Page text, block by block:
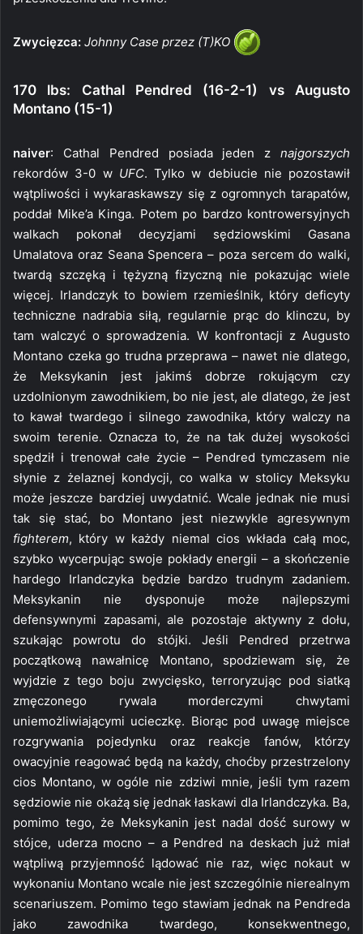
Zwycięzca: Johnny Case przez (T)KO
170 lbs: Cathal Pendred (16-2-1) vs Augusto
Montano (15-1)
naiver: Cathal Pendred posiada jeden z najgorszych
rekordów 3-0 w UFC. Tylko w debiucie nie pozostawił
wątpliwości i wykaraskawszy się z ogromnych tarapatów,
poddał Mike’a Kinga. Potem po bardzo kontrowersyjnych
walkach pokonał decyzjami sędziowskimi Gasana
Umalatova oraz Seana Spencera – poza sercem do walki,
twardą szczęką i tężyzną fizyczną nie pokazując wiele
więcej. Irlandczyk to bowiem rzemieślnik, który deficyty
techniczne nadrabia siłą, regularnie prąc do klinczu, by
tam walczyć o sprowadzenia. W konfrontacji z Augusto
Montano czeka go trudna przeprawa – nawet nie dlatego,
że Meksykanin jest jakimś dobrze rokującym czy
uzdolnionym zawodnikiem, bo nie jest, ale dlatego, że jest
to kawał twardego i silnego zawodnika, który walczy na
swoim terenie. Oznacza to, że na tak dużej wysokości
spędził i trenował całe życie – Pendred tymczasem nie
słynie z żelaznej kondycji, co walka w stolicy Meksyku
może jeszcze bardziej uwydatnić. Wcale jednak nie musi
tak się stać, bo Montano jest niezwykle agresywnym
fighterem, który w każdy niemal cios wkłada całą moc,
szybko wycerpując swoje pokłady energii – a skończenie
hardego Irlandczyka będzie bardzo trudnym zadaniem.
Meksykanin nie dysponuje może najlepszymi
defensywnymi zapasami, ale pozostaje aktywny z dołu,
szukając powrotu do stójki. Jeśli Pendred przetrwa
początkową nawałnicę Montano, spodziewam się, że
wyjdzie z tego boju zwycięsko, terroryzując pod siatką
zmęczonego rywala morderczymi chwytami
uniemożliwiającymi ucieczkę. Biorąc pod uwagę miejsce
rozgrywania pojedynku oraz reakcje fanów, którzy
owacyjnie reagować będą na każdy, choćby przestrzelony
cios Montano, w ogóle nie zdziwi mnie, jeśli tym razem
sędziowie nie okażą się jednak łaskawi dla Irlandczyka. Ba,
pomimo tego, że Meksykanin jest nadal dość surowy w
stójce, uderza mocno – a Pendred na deskach już miał
wątpliwą przyjemność lądować nie raz, więc nokaut w
wykonaniu Montano wcale nie jest szczególnie nierealnym
scenariuszem. Pomimo tego stawiam jednak na Pendreda
jako zawodnika twardego, konsekwentnego,